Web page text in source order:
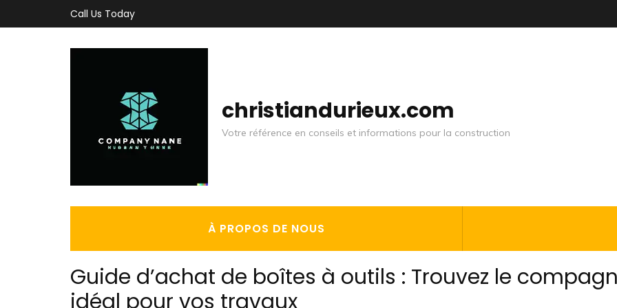
au
Call Us Today
christiandurieux.com
Votre référence en conseils et informations pour la construction
À PROPOS DE NOUS
Guide d’achat de boîtes à outils : Trouvez le
idéal pour vos travaux